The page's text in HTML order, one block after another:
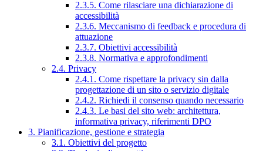
2.3.5. Come rilasciare una dichiarazione di
accessibilità
2.3.6. Meccanismo di feedback e procedura di
attuazione
2.3.7. Obiettivi accessibilità
2.3.8. Normativa e approfondimenti
2.4. Privacy
2.4.1. Come rispettare la privacy sin dalla
progettazione di un sito o servizio digitale
2.4.2. Richiedi il consenso quando necessario
2.4.3. Le basi del sito web: architettura,
informativa privacy, riferimenti DPO
3. Pianificazione, gestione e strategia
3.1. Obiettivi del progetto